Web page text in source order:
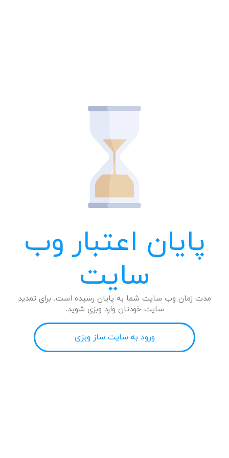
پایان اعتبار وب
سایت
مدت زمان وب سایت شما به پایان رسیده است. برای تمدید
سایت خودتان وارد وبزی شوید.
ورود به سایت ساز وبزی